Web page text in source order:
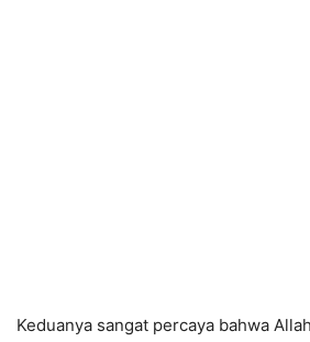
Keduanya sangat percaya bahwa